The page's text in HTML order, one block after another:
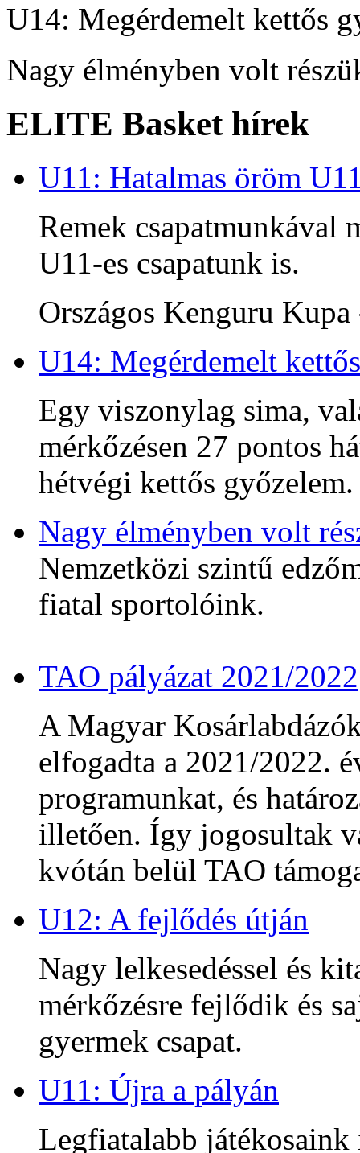
U14: Megérdemelt kettős
Nagy élményben volt
ELITE Basket hírek
U11: Hatalmas öröm
Remek csapatmunkával
U11-es csapatunk is.
Országos Kenguru
U14: Megérdemelt
Egy viszonylag sima,
mérkőzésen 27 pontos
hétvégi kettős győzelem.
Nagy élményben volt
Nemzetközi szintű
fiatal sportolóink.
TAO pályázat 2021/2022
A Magyar
elfogadta a 2021/2022.
programunkat, és
illetően. Így jogosultak
kvótán belül TAO
U12: A fejlődés útján
Nagy lelkesedéssel és
mérkőzésre fejlődik és
gyermek csapat.
U11: Újra a pályán
Legfiatalabb